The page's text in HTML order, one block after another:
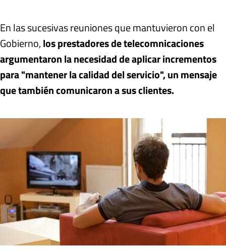
En las sucesivas reuniones que mantuvieron con el
Gobierno,los prestadores de telecomnicaciones
argumentaron la necesidad de aplicar incrementos
para "mantener la calidad del servicio", un mensaje
que también comunicaron a sus clientes.